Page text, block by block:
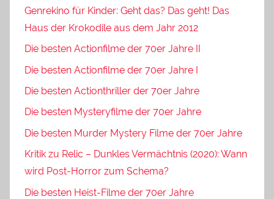
Genrekino für Kinder: Geht das? Das geht! Das
Haus der Krokodile aus dem Jahr 2012
Die besten Actionfilme der 70er Jahre II
Die besten Actionfilme der 70er Jahre I
Die besten Actionthriller der 70er Jahre
Die besten Mysteryfilme der 70er Jahre
Die besten Murder Mystery Filme der 70er Jahre
Kritik zu Relic – Dunkles Vermächtnis (2020): Wann
wird Post-Horror zum Schema?
Die besten Heist-Filme der 70er Jahre